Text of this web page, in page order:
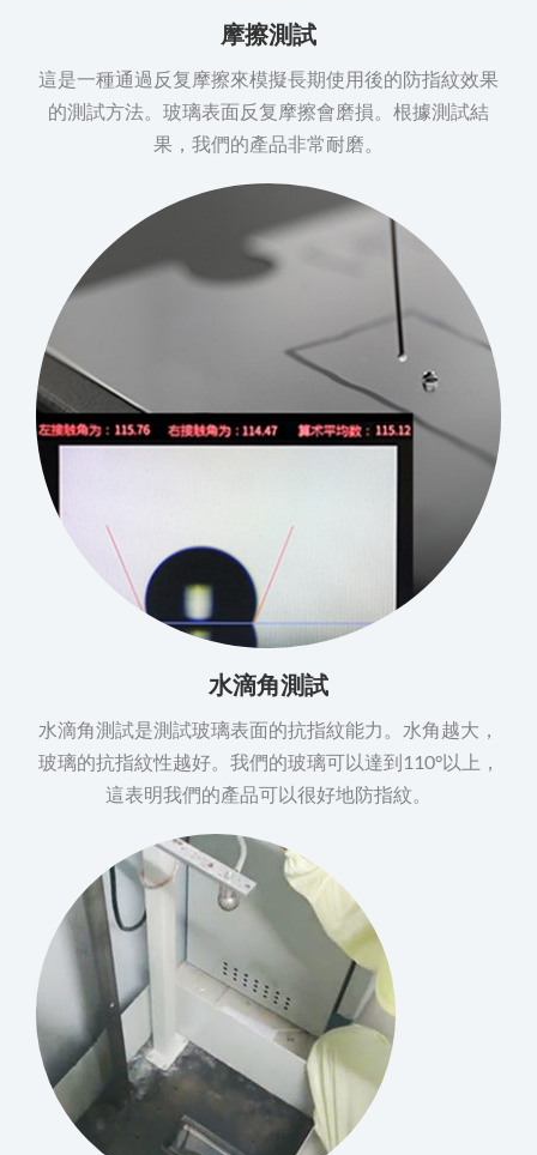
摩擦測試
這是一種通過反复摩擦來模擬長期使用後的防指紋效果
的測試方法。玻璃表面反复摩擦會磨損。根據測試結
果，我們的產品非常耐磨。
水滴角測試
水滴角測試是測試玻璃表面的抗指紋能力。水角越大，
玻璃的抗指紋性越好。我們的玻璃可以達到110°以上，
這表明我們的產品可以很好地防指紋。